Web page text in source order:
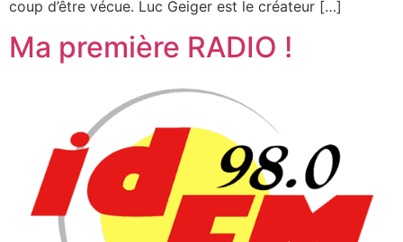
coup d’être vécue. Luc Geiger est le créateur […]
Ma première RADIO !